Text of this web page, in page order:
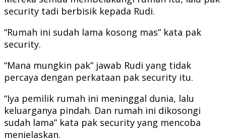
security tadi berbisik kepada Rudi.
“Rumah ini sudah lama kosong mas” kata pak
security.
“Mana mungkin pak” jawab Rudi yang tidak
percaya dengan perkataan pak security itu.
“Iya pemilik rumah ini meninggal dunia, lalu
keluarganya pindah. Dan rumah ini dikosongi
sudah lama” kata pak security yang mencoba
menjelaskan.